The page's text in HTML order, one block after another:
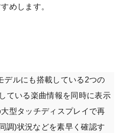
めします。
デルにも搭載している2つの
ている楽曲情報を同時に表示
型タッチディスプレイで再
調)状況などを素早く確認す